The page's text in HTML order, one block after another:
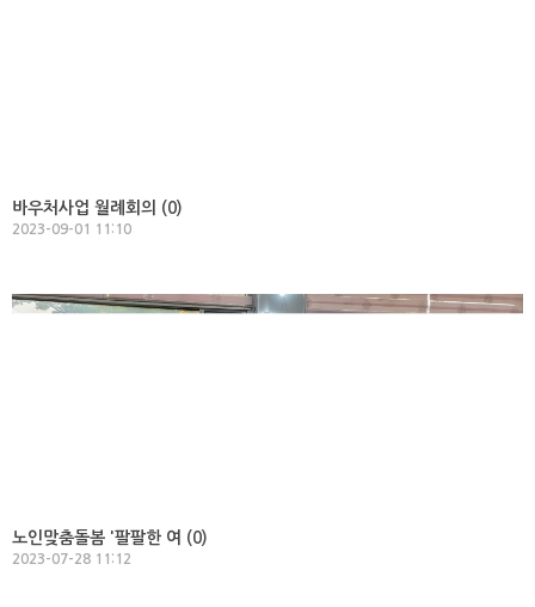
바우처사업 월례회의 (0)
2023-09-01 11:10
노인맞춤돌봄 '팔팔한 여 (0)
2023-07-28 11:12